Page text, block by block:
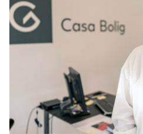
terrasse og haven, som
arealer og udendørs pejs.
Endvidere forefindes:.
Solceller, shelter, genvexanlæg
Alt fremtræder i den skønneste
udført - et virkeligt fint hus til
Fremvisning kun efter aftale